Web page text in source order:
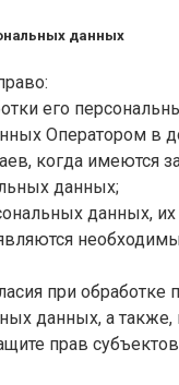
данных
его
Оператором
когда имеются
данных;
при
данных, а
прав